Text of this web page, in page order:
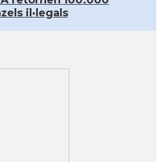
il·legals